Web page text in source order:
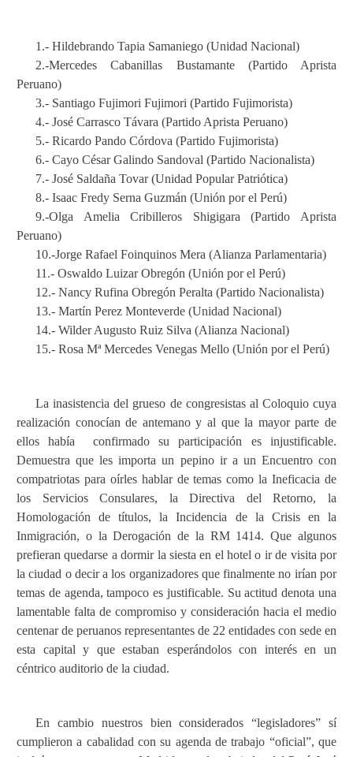
1.- Hildebrando Tapia Samaniego (Unidad Nacional)
2.-Mercedes Cabanillas Bustamante (Partido Aprista
Peruano)
3.- Santiago Fujimori Fujimori (Partido Fujimorista)
4.- José Carrasco Távara (Partido Aprista Peruano)
5.- Ricardo Pando Córdova (Partido Fujimorista)
6.- Cayo César Galindo Sandoval (Partido Nacionalista)
7.- José Saldaña Tovar (Unidad Popular Patriótica)
8.- Isaac Fredy Serna Guzmán (Unión por el Perú)
9.-Olga Amelia Cribilleros Shigigara (Partido Aprista
Peruano)
10.-Jorge Rafael Foinquinos Mera (Alianza Parlamentaria)
11.- Oswaldo Luizar Obregón (Unión por el Perú)
12.- Nancy Rufina Obregón Peralta (Partido Nacionalista)
13.- Martín Perez Monteverde (Unidad Nacional)
14.- Wilder Augusto Ruiz Silva (Alianza Nacional)
15.- Rosa Mª Mercedes Venegas Mello (Unión por el Perú)
La inasistencia del grueso de congresistas al Coloquio cuya
realización conocían de antemano y al que la mayor parte de
ellos había
confirmado su participación es injustificable.
Demuestra que les importa un pepino ir a un Encuentro con
compatriotas para oírles hablar de temas como la Ineficacia de
los Servicios Consulares, la Directiva del Retorno, la
Homologación de títulos, la Incidencia de la Crisis en la
Inmigración, o la Derogación de la RM 1414. Que algunos
prefieran quedarse a dormir la siesta en el hotel o ir de visita por
la ciudad o decir a los organizadores que finalmente no irían por
temas de agenda, tampoco es justificable. Su actitud denota una
lamentable falta de compromiso y consideración hacia el medio
centenar de peruanos representantes de 22 entidades con sede en
esta capital y que estaban esperándolos con interés en un
céntrico auditorio de la ciudad.
En cambio nuestros bien considerados “legisladores” sí
cumplieron a cabalidad con su agenda de trabajo “oficial”, que